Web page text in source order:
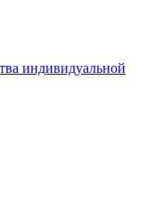
индивидуальной